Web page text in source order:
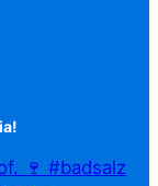
🍷 #badsalz